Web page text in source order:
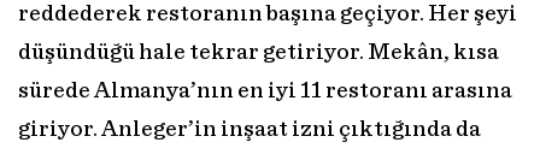
reddederek restoranın başına geçiyor. Her şeyi
düşündüğü hale tekrar getiriyor. Mekân, kısa
sürede Almanya’nın en iyi 11 restoranı arasına
giriyor. Anleger’in inşaat izni çıktığında da